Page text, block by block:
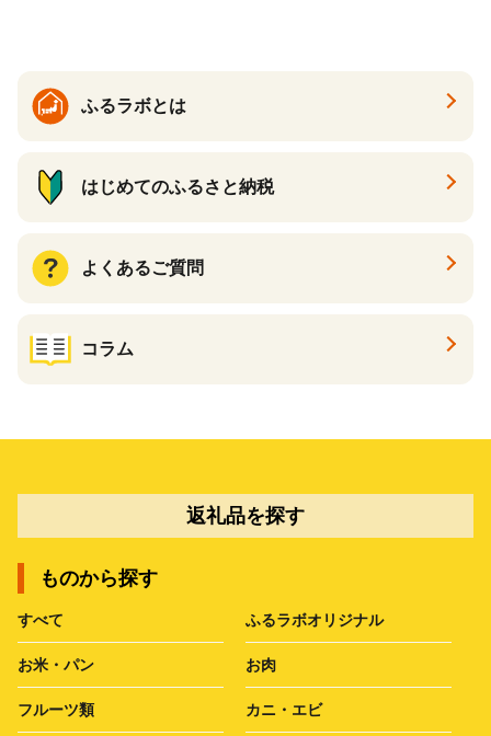
ふるラボとは
はじめてのふるさと納税
よくあるご質問
コラム
返礼品を探す
ものから探す
すべて ふるラボオリジナル
お米・パン お肉
フルーツ類 カニ・エビ